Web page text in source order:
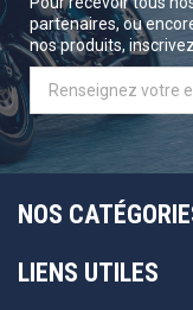
partenaires, ou
nos produits,
NOS
LIENS UTILES